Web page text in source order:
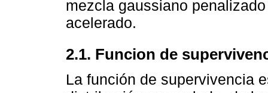
mezcla gaussiano
acelerado.
2.1. Funcion de
La función de supervivencia